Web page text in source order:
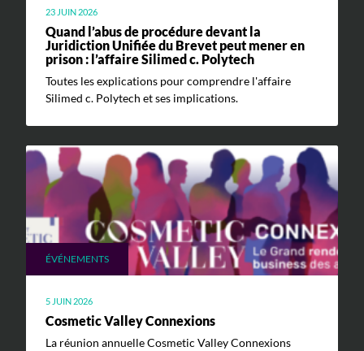
23 JUIN 2026
Quand l’abus de procédure devant la
Juridiction Unifiée du Brevet peut mener en
prison : l’affaire Silimed c. Polytech
Toutes les explications pour comprendre l'affaire
Silimed c. Polytech et ses implications.
ÉVÉNEMENTS
5 JUIN 2026
Cosmetic Valley Connexions
La réunion annuelle Cosmetic Valley Connexions